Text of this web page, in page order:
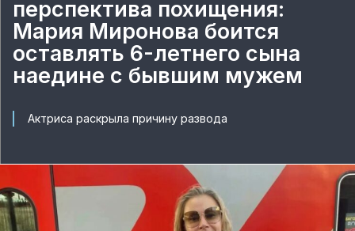
перспектива похищения:
Мария Миронова боится
оставлять 6-летнего сына
наедине с бывшим мужем
Актриса раскрыла причину развода